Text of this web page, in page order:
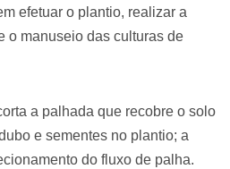
efetuar o plantio, realizar a
o manuseio das culturas de
a palhada que recobre o solo
e sementes no plantio; a
do fluxo de palha.